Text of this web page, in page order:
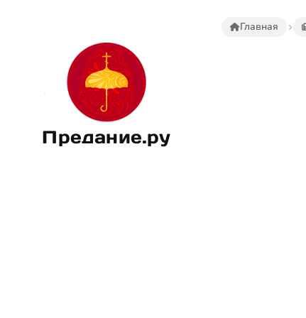
Предание.ру
Главная